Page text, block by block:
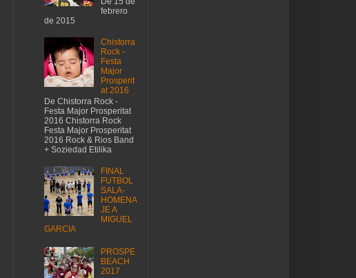
febrero
de 2015
Chistorra
Rock -
Festa
Major
Prosperit
at 2016
De Chistorra Rock -
Festa Major Prosperitat
2016 Chistorra Rock
Festa Major Prosperitat
2016 Rock & Rios Band
+ Soziedad Etilika
FINAL
FUTBOL
SALA-
HOMENA
JE A
MIGUEL
GARCIA
PROSPE
BEACH
2017